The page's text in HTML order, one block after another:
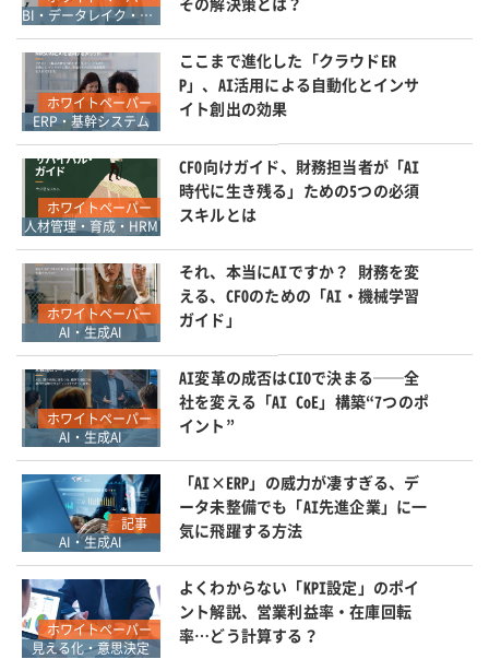
BI・データレイク・DWH・マイニング
ホワイトペーパー
ERP・基幹システム
ここまで進化した「クラウドER
P」、AI活用による自動化とインサ
イト創出の効果
ホワイトペーパー
人材管理・育成・HRM
CFO向けガイド、財務担当者が「AI
時代に生き残る」ための5つの必須
スキルとは
ホワイトペーパー
AI・生成AI
それ、本当にAIですか？ 財務を変
える、CFOのための「AI・機械学習
ガイド」
ホワイトペーパー
AI・生成AI
AI変革の成否はCIOで決まる──全
社を変える「AI CoE」構築“7つのポ
イント”
記事
AI・生成AI
「AI×ERP」の威力が凄すぎる、デ
ータ未整備でも「AI先進企業」に一
気に飛躍する方法
ホワイトペーパー
見える化・意思決定
よくわからない「KPI設定」のポイ
ント解説、営業利益率・在庫回転
率…どう計算する？